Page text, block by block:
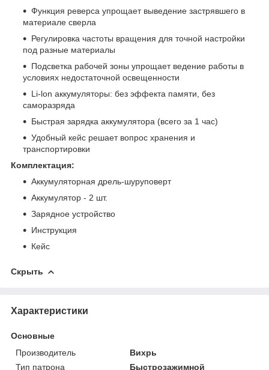
Функция реверса упрощает выведение застрявшего в
материале сверла
Регулировка частоты вращения для точной настройки
под разные материалы
Подсветка рабочей зоны упрощает ведение работы в
условиях недостаточной освещенности
Li-lon аккумуляторы: без эффекта памяти, без
саморазряда
Быстрая зарядка аккумулятора (всего за 1 час)
Удобный кейс решает вопрос хранения и
транспортировки
Комплектация:
Аккумуляторная дрель-шуруповерт
Аккумулятор - 2 шт.
Зарядное устройство
Инструкция
Кейс
Скрыть
Характеристики
Основные
Производитель
Вихрь
Тип патрона
Быстрозажимной